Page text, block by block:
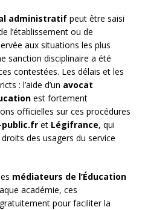
administratif peut être saisi
l’établissement ou de
aux situations les plus
sanction disciplinaire a été
contestées. Les délais et les
: l’aide d’un avocat
est fortement
officielles sur ces procédures
public.fr et Légifrance, qui
des usagers du service
médiateurs de l’Éducation
académie, ces
pour faciliter la